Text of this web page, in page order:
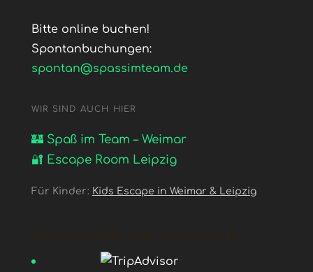
Bitte online buchen!
Spontanbuchungen:
spontan@spassimteam.de
WIR SIND AUCH HIER
🏰 Spaß im Team – Weimar
🔐 Escape Room Leipzig
Für Kinder: Kids Escape in Weimar & Leipzig